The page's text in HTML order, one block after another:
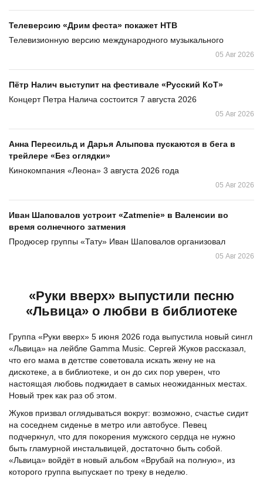
Телеверсию «Дрим феста» покажет НТВ
Телевизионную версию международного музыкального
05 Авг 2026
Пётр Налич выступит на фестивале «Русский КоТ»
Концерт Петра Налича состоится 7 августа 2026
05 Авг 2026
Анна Пересильд и Дарья Алыпова пускаются в бега в
трейлере «Без оглядки»
Кинокомпания «Леона» 3 августа 2026 года
05 Авг 2026
Иван Шаповалов устроит «Zatmenie» в Валенсии во
время солнечного затмения
Продюсер группы «Тату» Иван Шаповалов организовал
05 Авг 2026
«Руки вверх» выпустили песню
«Львица» о любви в библиотеке
Группа «Руки вверх» 5 июня 2026 года выпустила новый сингл
«Львица» на лейбле Gamma Music. Сергей Жуков рассказал,
что его мама в детстве советовала искать жену не на
дискотеке, а в библиотеке, и он до сих пор уверен, что
настоящая любовь поджидает в самых неожиданных местах.
Новый трек как раз об этом.
Жуков призвал оглядываться вокруг: возможно, счастье сидит
на соседнем сиденье в метро или автобусе. Певец
подчеркнул, что для покорения мужского сердца не нужно
быть гламурной инстальвицей, достаточно быть собой.
«Львица» войдёт в новый альбом «Врубай на полную», из
которого группа выпускает по треку в неделю.